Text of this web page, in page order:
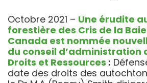
Octobre 2021 – Une érudite
forestière des Cris de la
Canada est nommée
du conseil d’administration
Droits et Ressources :
date des droits des